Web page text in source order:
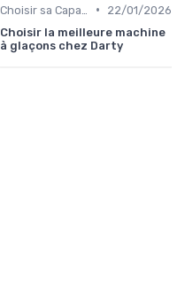
•
22/01/2026
Choisir la meilleure machine
à glaçons chez Darty